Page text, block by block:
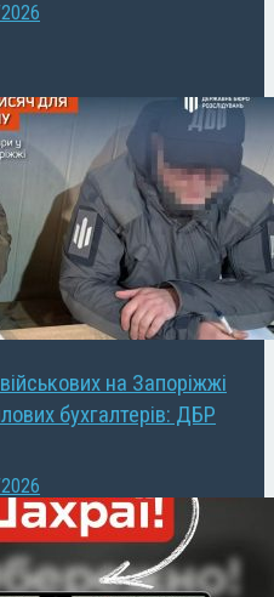
на Запоріжжі
бухгалтерів: ДБР